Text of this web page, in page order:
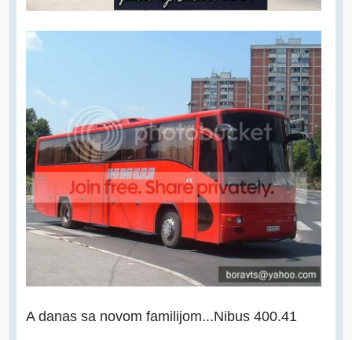
A danas sa novom familijom...Nibus 400.41